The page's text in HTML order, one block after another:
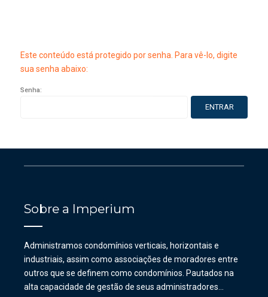
Este conteúdo está protegido por senha. Para vê-lo, digite
sua senha abaixo:
Senha:
Sobre a Imperium
Administramos condomínios verticais, horizontais e
industriais, assim como associações de moradores entre
outros que se definem como condomínios. Pautados na
alta capacidade de gestão de seus administradores…